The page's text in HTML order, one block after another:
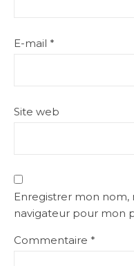
E-mail *
Site web
Enregistrer mon
navigateur pour mon
Commentaire *